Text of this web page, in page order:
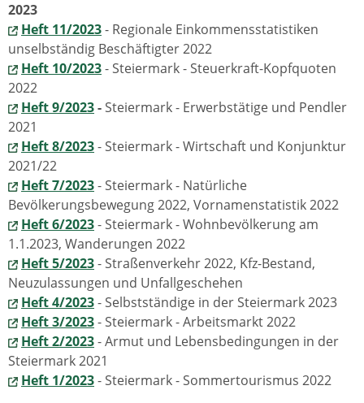
2023
Heft 11/2023- Regionale Einkommensstatistiken
unselbständig Beschäftigter 2022
Heft 10/2023- Steiermark - Steuerkraft-Kopfquoten
2022
Heft 9/2023-Steiermark - Erwerbstätige und Pendler
2021
Heft 8/2023- Steiermark - Wirtschaft und Konjunktur
2021/22
Heft 7/2023- Steiermark - Natürliche
Bevölkerungsbewegung 2022, Vornamenstatistik 2022
Heft 6/2023- Steiermark - Wohnbevölkerung am
1.1.2023, Wanderungen 2022
Heft 5/2023- Straßenverkehr 2022, Kfz-Bestand,
Neuzulassungen und Unfallgeschehen
Heft 4/2023- Selbstständige in der Steiermark 2023
Heft 3/2023- Steiermark - Arbeitsmarkt 2022
Heft 2/2023- Armut und Lebensbedingungen in der
Steiermark 2021
Heft 1/2023- Steiermark - Sommertourismus 2022